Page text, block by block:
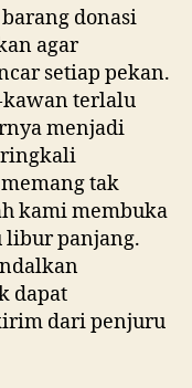
donasi
agar
setiap pekan.
terlalu
menjadi
tak
kami membuka
libur panjang.
dapat
dari penjuru